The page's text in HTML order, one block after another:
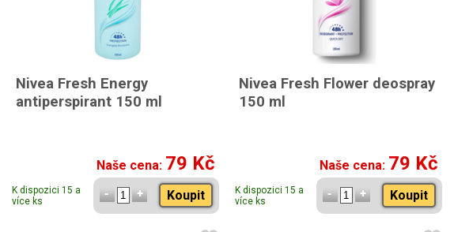
Nivea Fresh Energy
antiperspirant 150 ml
Naše cena: 79 Kč
K dispozici 15 a
více ks
Koupit
Nivea Fresh Flower deospray
150 ml
Naše cena: 79 Kč
K dispozici 15 a
více ks
Koupit